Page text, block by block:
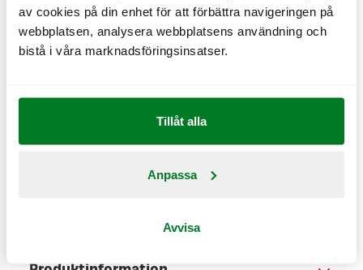
av cookies på din enhet för att förbättra navigeringen på
webbplatsen, analysera webbplatsens användning och
bistå i våra marknadsföringsinsatser.
Tillåt alla
Anpassa
Avvisa
En dubbelburgare med ost, krispig isbergssallad och
originaldressing – allt omslutet av ett gyllenrostat
sesambröd.
CO e 0 kg
Näringsinformation